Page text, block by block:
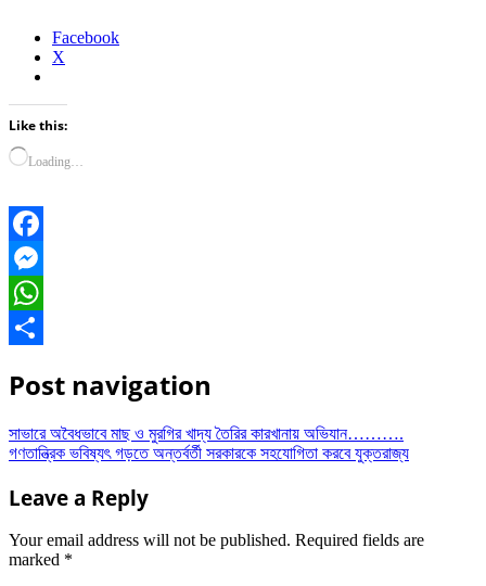
Facebook
X
Like this:
Loading…
Facebook
Messenger
WhatsApp
Post navigation
সাভারে অবৈধভাবে মাছ ও মুরগির খাদ্য তৈরির কারখানায় অভিযান……….
গণতান্ত্রিক ভবিষ্যৎ গড়তে অন্তর্বর্তী সরকারকে সহযোগিতা করবে যুক্তরাজ্য
Leave a Reply
Your email address will not be published. Required fields are
marked *